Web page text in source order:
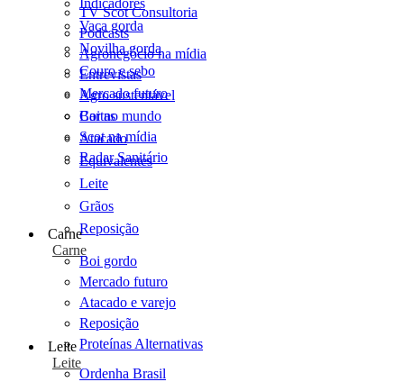
TV Scot Consultoria
Podcasts
Agronegócio na mídia
Entrevistas
Agro sustentável
Cartas
Scot na mídia
Radar Sanitário
Indicadores
Vaca gorda
Novilha gorda
Couro e sebo
Mercado futuro
Boi no mundo
Atacado
Equivalentes
Leite
Grãos
Reposição
Carne
Carne
Boi gordo
Mercado futuro
Atacado e varejo
Reposição
Proteínas Alternativas
Leite
Leite
Ordenha Brasil